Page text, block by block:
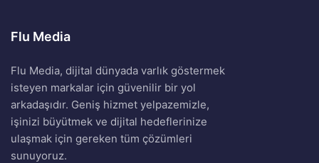
Flu Media
Flu Media, dijital dünyada varlık göstermek
isteyen markalar için güvenilir bir yol
arkadaşıdır. Geniş hizmet yelpazemizle,
işinizi büyütmek ve dijital hedeflerinize
ulaşmak için gereken tüm çözümleri
sunuyoruz.